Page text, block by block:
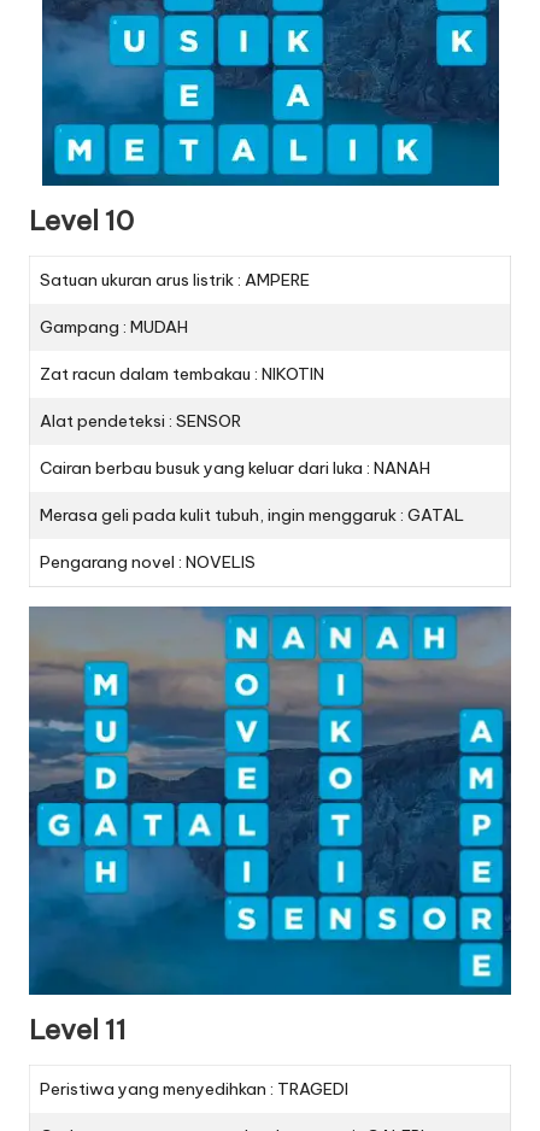
Level 10
Satuan ukuran arus listrik : AMPERE
Gampang : MUDAH
Zat racun dalam tembakau : NIKOTIN
Alat pendeteksi : SENSOR
Cairan berbau busuk yang keluar dari luka : NANAH
Merasa geli pada kulit tubuh, ingin menggaruk : GATAL
Pengarang novel : NOVELIS
Level 11
Peristiwa yang menyedihkan : TRAGEDI